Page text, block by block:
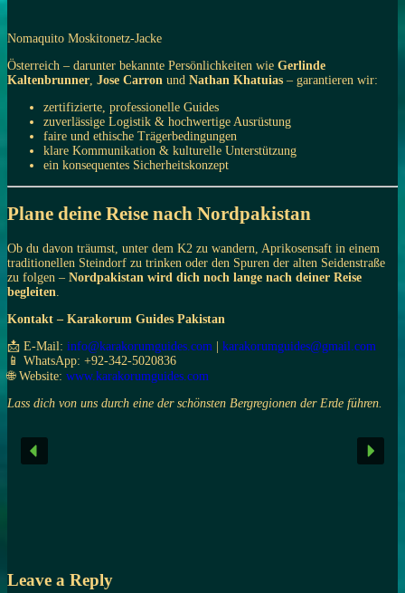
Nomaquito Moskitonetz-Jacke
Österreich – darunter bekannte Persönlichkeiten wie Gerlinde
Kaltenbrunner Jose Carron und Nathan Khatuias – garantieren wir:
zertifizierte, professionelle Guides
zuverlässige Logistik & hochwertige Ausrüstung
faire und ethische Trägerbedingungen
klare Kommunikation & kulturelle Unterstützung
ein konsequentes Sicherheitskonzept
Plane deine Reise nach Nordpakistan
Ob du davon träumst, unter dem K2 zu wandern, Aprikosensaft in einem
traditionellen Steindorf zu trinken oder den Spuren der alten Seidenstraße
zu folgen – Nordpakistan wird dich noch lange nach deiner Reise
begleiten
Kontakt – Karakorum Guides Pakistan
📩 E-Mail: info@karakorumguides.com | karakorumguides@gmail.com
📱 WhatsApp: +92-342-5020836
🌐 Website: www.karakorumguides.com
Lass dich von uns durch eine der schönsten Bergregionen der Erde führen.
Leave a Reply